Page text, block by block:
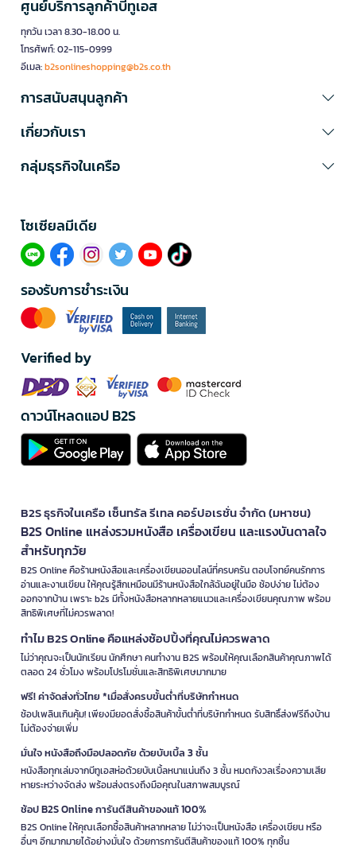
ศูนย์บริการลูกค้าบีทูเอส
ทุกวัน เวลา 8.30-18.00 น.
โทรศัพท์: 02-115-0999
อีเมล:b2sonlineshopping@b2s.co.th
การสนับสนุนลูกค้า
เกี่ยวกับเรา
กลุ่มธุรกิจในเครือ
โซเซียลมีเดีย​
รองรับการชำระเงิน
Verified by
ดาวน์โหลดแอป B2S
B2S ธุรกิจในเครือ เซ็นทรัล รีเทล คอร์ปอเรชั่น จำกัด (มหาชน)
B2S Online แหล่งรวมหนังสือ เครื่องเขียน และแรงบันดาลใจ
สำหรับทุกวัย
B2S Online คือร้านหนังสือและเครื่องเขียนออนไลน์ที่ครบครัน ตอบโจทย์คนรักการ
อ่านและงานเขียน ให้คุณรู้สึกเหมือนมีร้านหนังสือใกล้ฉันอยู่ในมือ ช้อปง่าย ไม่ต้อง
ออกจากบ้าน เพราะ b2s มีทั้งหนังสือหลากหลายแนวและเครื่องเขียนคุณภาพ พร้อม
สิทธิพิเศษที่ไม่ควรพลาด!
ทำไม B2S Online คือแหล่งช้อปปิ้งที่คุณไม่ควรพลาด
ไม่ว่าคุณจะเป็นนักเรียน นักศึกษา คนทำงาน B2S พร้อมให้คุณเลือกสินค้าคุณภาพได้
ตลอด 24 ชั่วโมง พร้อมโปรโมชั่นและสิทธิพิเศษมากมาย
ฟรี! ค่าจัดส่งทั่วไทย *เมื่อสั่งครบขั้นต่ำที่บริษัทกำหนด
ช้อปเพลินเกินคุ้ม! เพียงมียอดสั่งซื้อสินค้าขั้นต่ำที่บริษัทกำหนด รับสิทธิ์ส่งฟรีถึงบ้าน
ไม่ต้องจ่ายเพิ่ม
มั่นใจ หนังสือถึงมือปลอดภัย ด้วยบับเบิ้ล 3 ชั้น
หนังสือทุกเล่มจากบีทูเอสห่อด้วยบับเบิ้ลหนาแน่นถึง 3 ชั้น หมดกังวลเรื่องความเสีย
หายระหว่างจัดส่ง พร้อมส่งตรงถึงมือคุณในสภาพสมบูรณ์
ช้อป B2S Online การันตีสินค้าของแท้ 100%
B2S Online ให้คุณเลือกซื้อสินค้าหลากหลาย ไม่ว่าจะเป็นหนังสือ เครื่องเขียน หรือ
อื่นๆ อีกมากมายได้อย่างมั่นใจ ด้วยการการันตีสินค้าของแท้ 100% ทุกชิ้น